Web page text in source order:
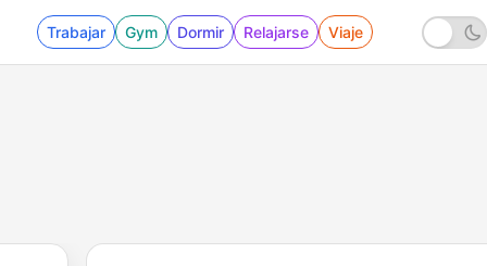
Trabajar Gym Dormir Relajarse Viaje